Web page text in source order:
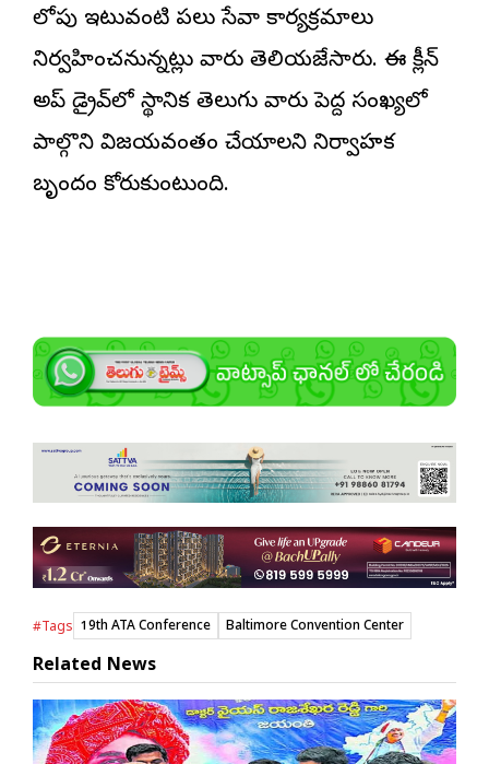
లోపు ఇటువంటి పలు సేవా కార్యక్రమాలు
నిర్వహించనున్నట్లు వారు తెలియజేసారు. ఈ క్లీన్
అప్ డ్రైవ్‌లో స్థానిక తెలుగు వారు పెద్ద సంఖ్యలో
పాల్గొని విజయవంతం చేయాలని నిర్వాహక
బృందం కోరుకుంటుంది.
#Tags 19th ATA Conference Baltimore Convention Center
Related News